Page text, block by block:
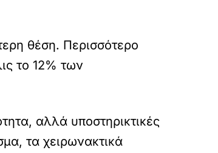
θέση. Περισσότερο
το 12% των
αλλά υποστηρικτικές
τα χειρωνακτικά